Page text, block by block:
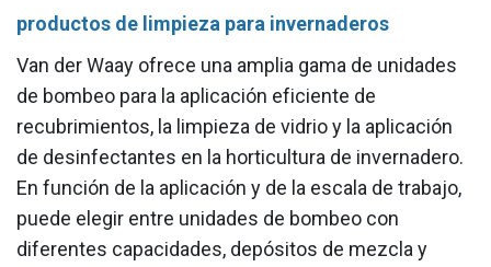
productos de limpieza para invernaderos
Van der Waay ofrece una amplia gama de unidades
de bombeo para la aplicación eficiente de
recubrimientos, la limpieza de vidrio y la aplicación
de desinfectantes en la horticultura de invernadero.
En función de la aplicación y de la escala de trabajo,
puede elegir entre unidades de bombeo con
diferentes capacidades, depósitos de mezcla y